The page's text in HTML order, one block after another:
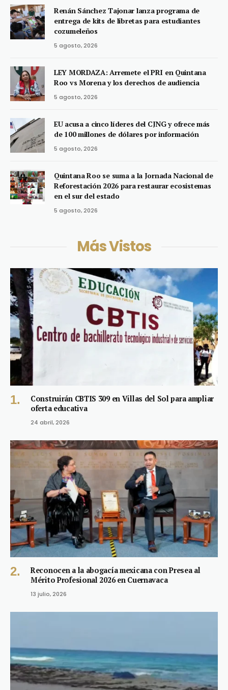
Renán Sánchez Tajonar lanza programa de
entrega de kits de libretas para estudiantes
cozumeleños
5 agosto, 2026
LEY MORDAZA: Arremete el PRI en Quintana
Roo vs Morena y los derechos de audiencia
5 agosto, 2026
EU acusa a cinco líderes del CJNG y ofrece más
de 100 millones de dólares por información
5 agosto, 2026
Quintana Roo se suma a la Jornada Nacional de
Reforestación 2026 para restaurar ecosistemas
en el sur del estado
5 agosto, 2026
Más Vistos
Construirán CBTIS 309 en Villas del Sol para ampliar
oferta educativa
24 abril, 2026
Reconocen a la abogacía mexicana con Presea al
Mérito Profesional 2026 en Cuernavaca
13 julio, 2026